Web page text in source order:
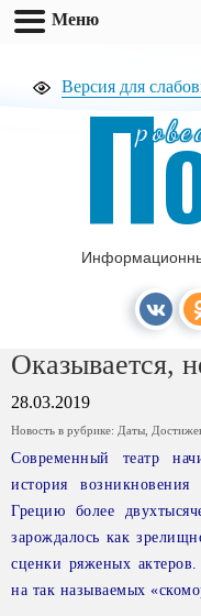
Версия для
П
Оказывается,
28.03.2019
Новость в рубрике: Даты
Современный театр
история
Грецию более
зарождалось как
сценки ряженых
на так называемых
Меню